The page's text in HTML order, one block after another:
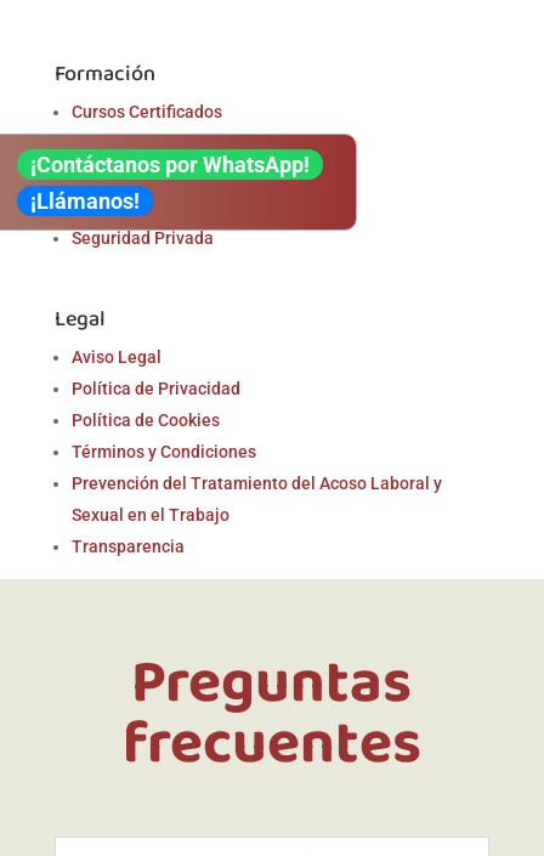
Formación
Cursos Certificados
Formación Profesional
Oposiciones
Seguridad Privada
Legal
Aviso Legal
Política de Privacidad
Política de Cookies
Términos y Condiciones
Prevención del Tratamiento del Acoso Laboral y
Sexual en el Trabajo
Transparencia
Preguntas
frecuentes
¡Contáctanos por WhatsApp!
¡Llámanos!